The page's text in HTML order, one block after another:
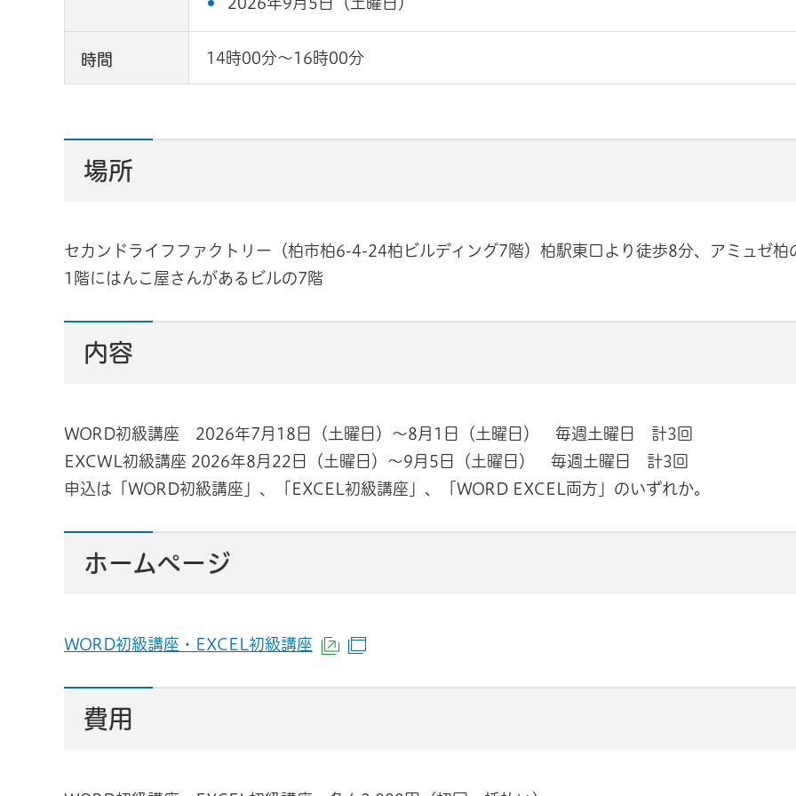
時間 14時00分～16時00分
場所
セカンドライフファクトリー（柏市柏6-4-24柏ビルディング7階）柏駅東口より徒歩8分、アミュゼ柏
1階にはんこ屋さんがあるビルの7階
内容
WORD初級講座 2026年7月18日（土曜日）～8月1日（土曜日） 毎週土曜日 計3回
EXCWL初級講座 2026年8月22日（土曜日）～9月5日（土曜日） 毎週土曜日 計3回
申込は「WORD初級講座」、「EXCEL初級講座」、「WORD EXCEL両方」のいずれか。
ホームページ
WORD初級講座・EXCEL初級講座 （外部サイトへリンク）
費用